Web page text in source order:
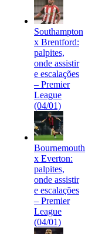
Southampton
x Brentford:
palpites,
onde assistir
e escalações
– Premier
League
(04/01)
Bournemouth
x Everton:
palpites,
onde assistir
e escalações
– Premier
League
(04/01)